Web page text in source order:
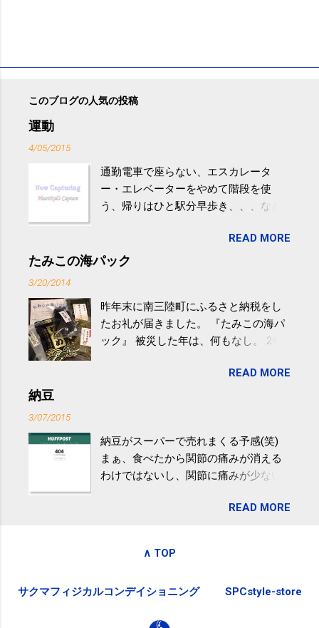
このブログの人気の投稿
運動
4/05/2015
通勤電車で座らない、エスカレータ
ー・エレベーターをやめて階段を使
う、帰りはひと駅分早歩き、、、など
やすい。 スポーツウェア・シューズで
するものだけが運動ではない。 食べ
けると改善する、との結果を筑波大の
研究チームが発表した。改善が期待で
きるのは、過度の飲酒が原因ではない
減らなくても効果があるという。 正田
波大「減量しなくても効果」 - ニュー
ス - アピタル（医療・健康）
READ MORE
たみこの海パック
3/20/2014
昨年末に南三陸町にふるさと納税をし
たお礼が届きました。 『たみこの海パ
ック』 被災した年は、何もなし。 2年
が『たみこの海パック』。 ボランティ
全く考えていなかったので、貰えると
少しづつ復興してる感が伝わってきて
嬉しいです。 あと、ふるさと納税が節
ですが、節税になるほど稼げていない
税務局｜ふるさと納税など個人住民税
READ MORE
納豆
3/07/2015
納豆がスーパーで売れまくる予感(笑)
まぁ、食べたから関節の痛みが消える
わけではないし、関節に痛みが少ない
ど。。 「関節の老化」は、「コンドロ
歳をピークにして、体内で作られる量
代の半分、60代ではそのさらに半分に
READ MORE
∧ TOP
サクマフィジカルコンデイショニング SPCstyle-store